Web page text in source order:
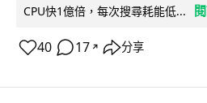
CPU快1億倍，每次搜尋耗能低...
40 17 ↗ 分享